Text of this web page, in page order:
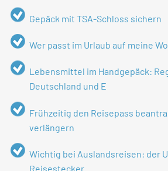
Gepäck mit TSA-Schloss sichern
Wer passt im Urlaub auf meine
Lebensmittel im Handgepäck:
Deutschland und E
Frühzeitig den Reisepass
verlängern
Wichtig bei Auslandsreisen: der
Reisestecker